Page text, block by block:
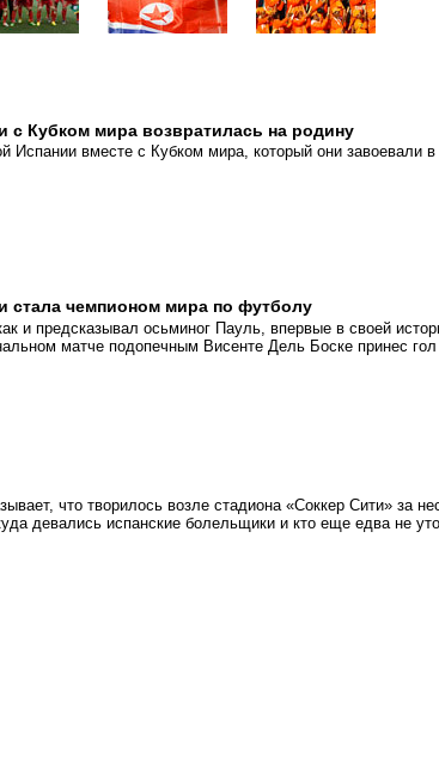
с Кубком мира возвратилась на родину
Испании вместе с Кубком мира, который они
стала чемпионом мира по футболу
и предсказывал осьминог Пауль, впервые в своей
матче подопечным Висенте Дель Боске принес
что творилось возле стадиона «Соккер Сити» за
девались испанские болельщики и кто еще едва не